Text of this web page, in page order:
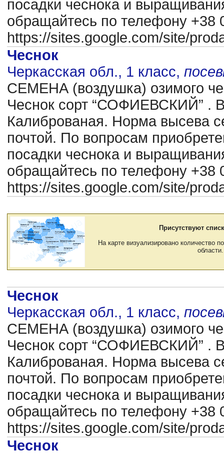
посадки чеснока и
обращайтесь по телефону +38
https://sites.google.com/site/
Чеснок
Черкасская обл., 1 класс,
CЕМЕНА (воздушка) озимого
Чеснок сорт “СОФИЕВСКИЙ” .
Калиброваная. Норма высева
почтой. По вопросам
посадки чеснока и
обращайтесь по телефону +38
https://sites.google.com/site/
Присутствуют
На карте визуализировано количество
Чеснок
Черкасская обл., 1 класс,
CЕМЕНА (воздушка) озимого
Чеснок сорт “СОФИЕВСКИЙ” .
Калиброваная. Норма высева
почтой. По вопросам
посадки чеснока и
обращайтесь по телефону +38
https://sites.google.com/site/
Чеснок